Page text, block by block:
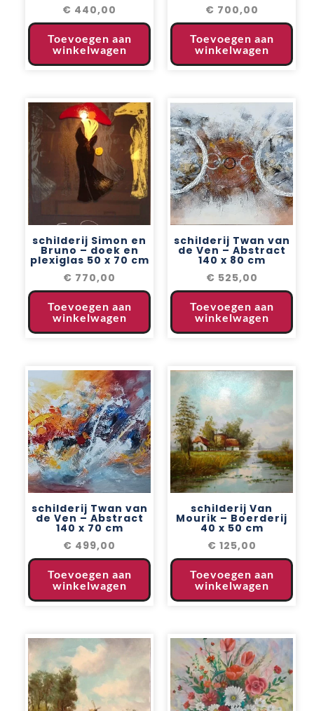
€ 440,00
Toevoegen aan
winkelwagen
€ 700,00
Toevoegen aan
winkelwagen
schilderij Simon en
Bruno – doek en
plexiglas 50 x 70 cm
€ 770,00
Toevoegen aan
winkelwagen
schilderij Twan van
de Ven – Abstract
140 x 80 cm
€ 525,00
Toevoegen aan
winkelwagen
schilderij Twan van
de Ven – Abstract
140 x 70 cm
€ 499,00
Toevoegen aan
winkelwagen
schilderij Van
Mourik – Boerderij
40 x 50 cm
€ 125,00
Toevoegen aan
winkelwagen